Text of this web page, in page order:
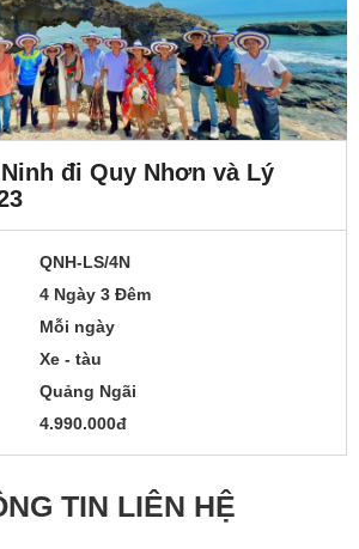
đi Quy Nhơn và Lý
QNH-LS/4N
4 Ngày 3 Đêm
Mỗi ngày
Xe - tàu
Quảng Ngãi
4.990.000đ
TIN LIÊN HỆ